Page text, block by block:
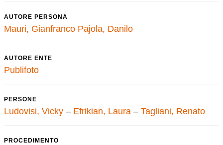
AUTORE PERSONA
Mauri, Gianfranco Pajola, Danilo
AUTORE ENTE
Publifoto
PERSONE
Ludovisi, Vicky – Efrikian, Laura – Tagliani, Renato
PROCEDIMENTO